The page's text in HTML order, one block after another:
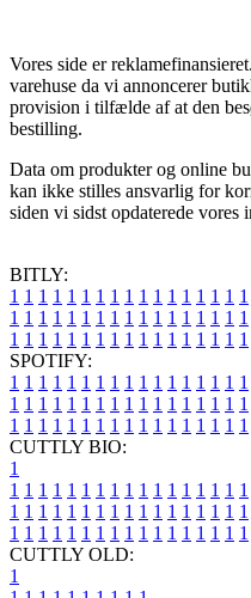
Vores side er
varehuse da vi annoncerer
provision i tilfælde af at den
bestilling.
Data om produkter og online
kan ikke stilles ansvarlig for
siden vi sidst opdaterede vores
BITLY:
1 1 1 1 1 1 1 1 1 1 1 1 1 1 1 1 1
1 1 1 1 1 1 1 1 1 1 1 1 1 1 1 1 1
1 1 1 1 1 1 1 1 1 1 1 1 1 1 1 1 1
SPOTIFY:
1 1 1 1 1 1 1 1 1 1 1 1 1 1 1 1 1
1 1 1 1 1 1 1 1 1 1 1 1 1 1 1 1 1
1 1 1 1 1 1 1 1 1 1 1 1 1 1 1 1 1
CUTTLY BIO:
1
1 1 1 1 1 1 1 1 1 1 1 1 1 1 1 1 1
1 1 1 1 1 1 1 1 1 1 1 1 1 1 1 1 1
1 1 1 1 1 1 1 1 1 1 1 1 1 1 1 1 1
CUTTLY OLD:
1